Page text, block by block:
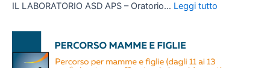
IL LABORATORIO ASD APS – Oratorio… Leggi tutto